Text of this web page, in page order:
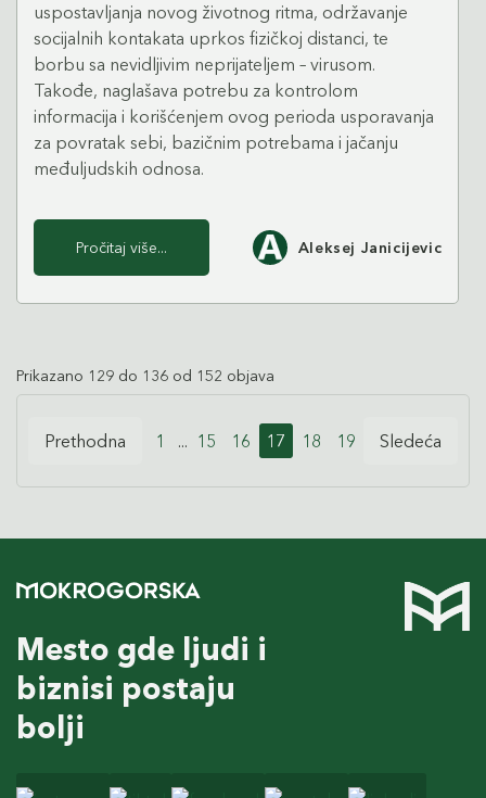
uspostavljanja novog životnog ritma, održavanje
socijalnih kontakata uprkos fizičkoj distanci, te
borbu sa nevidljivim neprijateljem – virusom.
Takođe, naglašava potrebu za kontrolom
informacija i korišćenjem ovog perioda usporavanja
za povratak sebi, bazičnim potrebama i jačanju
međuljudskih odnosa.
Pročitaj više... Aleksej Janicijevic
Prikazano 129 do 136 od 152 objava
Prethodna 1 ... 15 16 17 18 19 Sledeća
Mesto gde ljudi i
biznisi postaju
bolji